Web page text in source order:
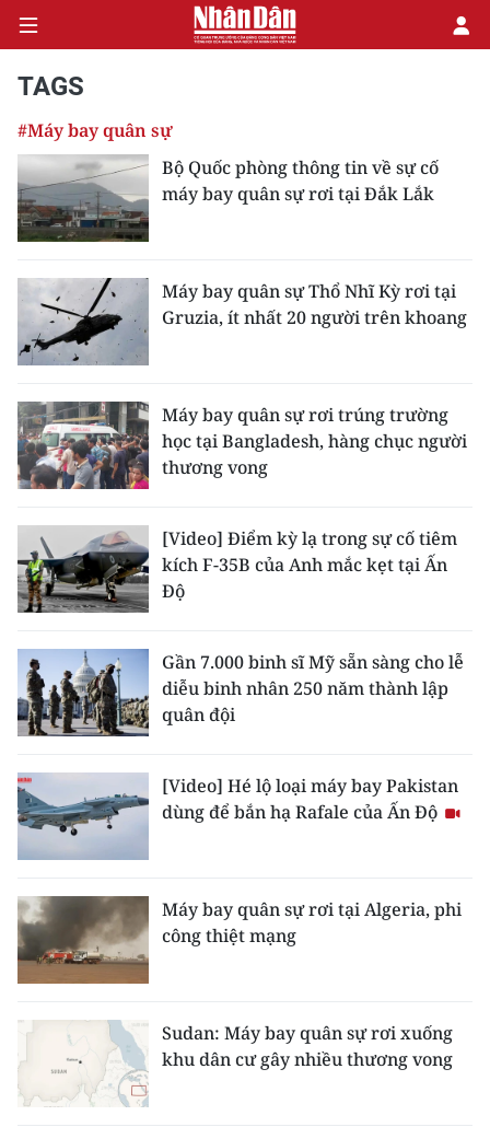
CHÍNH TRỊ
KINH TẾ
XÃ HỘI
PHÁP LUẬT
DU LỊCH
THẾ GIỚI
GIÁO DỤC
KHOA HỌC - CÔNG NGHỆ
MÔI TRƯỜNG
BẠN ĐỌC
KIỂM CHỨNG THÔNG TIN
54 DÂN TỘC VIỆT NAM
CHƯƠNG TRÌNH OCOP - MỖI XÃ
MỘT SẢN PHẨM
RADIO
TAGS
#Máy bay quân sự
Bộ Quốc phòng thông tin về sự cố
máy bay quân sự rơi tại Đắk Lắk
Máy bay quân sự Thổ Nhĩ Kỳ rơi tại
Gruzia, ít nhất 20 người trên khoang
Máy bay quân sự rơi trúng trường
học tại Bangladesh, hàng chục người
thương vong
[Video] Điểm kỳ lạ trong sự cố tiêm
kích F-35B của Anh mắc kẹt tại Ấn
Độ
Gần 7.000 binh sĩ Mỹ sẵn sàng cho lễ
diễu binh nhân 250 năm thành lập
quân đội
[Video] Hé lộ loại máy bay Pakistan
dùng để bắn hạ Rafale của Ấn Độ
Máy bay quân sự rơi tại Algeria, phi
công thiệt mạng
Sudan: Máy bay quân sự rơi xuống
khu dân cư gây nhiều thương vong